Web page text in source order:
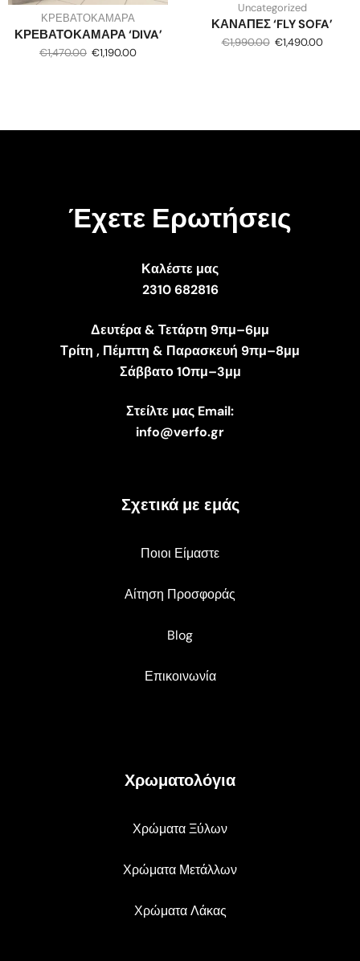
ΚΡΕΒΑΤΟΚΑΜΑΡΑ
ΚΡΕΒΑΤΟΚΑΜΑΡΑ ‘DIVA’
€1,470.00 €1,190.00
Uncategorized
ΚΑΝΑΠΕΣ ‘FLY SOFA’
€1,990.00 €1,490.00
Έχετε Ερωτήσεις
Καλέστε μας
2310 682816
Δευτέρα & Τετάρτη 9πμ–6μμ
Τρίτη , Πέμπτη & Παρασκευή 9πμ–8μμ
Σάββατο 10πμ–3μμ
Στείλτε μας Email:
info@verfo.gr
Σχετικά με εμάς
Ποιοι Είμαστε
Αίτηση Προσφοράς
Blog
Επικοινωνία
Χρωματολόγια
Χρώματα Ξύλων
Χρώματα Μετάλλων
Χρώματα Λάκας